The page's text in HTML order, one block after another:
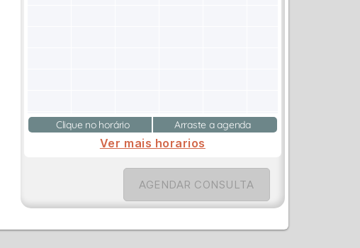
Clique no horário Arraste a agenda
Ver mais horarios
AGENDAR CONSULTA